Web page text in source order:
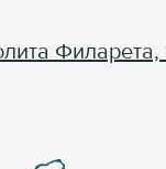
Филарета,